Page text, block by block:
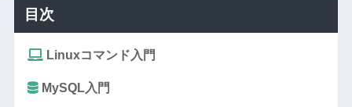
目次
Linuxコマンド入門
MySQL入門